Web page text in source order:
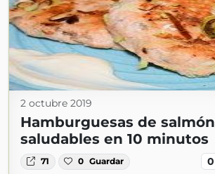
2 octubre 2019
Hamburguesas de salmón
saludables en 10 minutos
71 0 Guardar 0